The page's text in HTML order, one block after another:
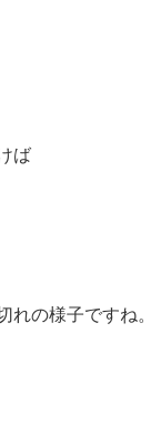
ば
の様子ですね。